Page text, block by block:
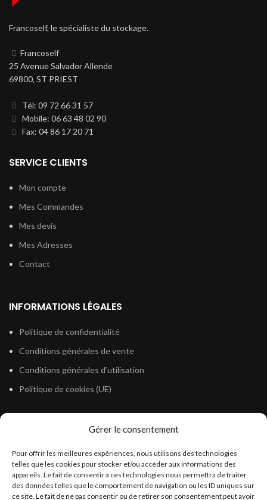
Gérer le consentement
Pour offrir les meilleures expériences, nous utilisons des technologies
telles que les cookies pour stocker et/ou accéder aux informations des
appareils. Le fait de consentir à ces technologies nous permettra de traiter
des données telles que le comportement de navigation ou les ID uniques sur
ce site. Le fait de ne pas consentir ou de retirer son consentement peut avoir
Francoself, le spécialiste du stockage.
Francoself
25 Avenue Salvador Allende
69800, ST PRIEST
Tél: 09 72 66 31 57
Mobile: 06 63 48 02 90
Fax: 04 86 17 20 71
SERVICE CLIENTS
Mon compte
Mes Commandes
Mes devis
Mes Adresses
Contact
INFORMATIONS LÉGALES
Politique de confidentialité
Conditions générales de vente
Conditions générales d’utilisation
Politique de cookies (UE)
Législation Gasoil Fioul GNR
Législation Essence
Législation Adblue